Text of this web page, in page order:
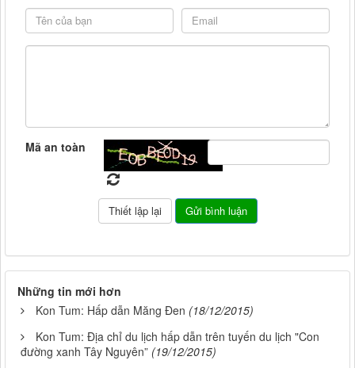
Mã an toàn
Những tin mới hơn
Kon Tum: Hấp dẫn Măng Đen (18/12/2015)
Kon Tum: Địa chỉ du lịch hấp dẫn trên tuyến du lịch "Con
đường xanh Tây Nguyên” (19/12/2015)